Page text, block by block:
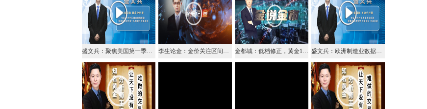
盛文兵：聚焦美国第一季度GDP数据，美元97.5区域博弈空头 李生论金：金价关注区间突破，油价大涨回撤再多（视频） 金都城：低档修正，黄金1280压制是关键 盛文兵：欧洲制造业数据疲软，欧元回撤1.1220区域中线多